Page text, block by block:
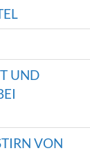
UND
VON